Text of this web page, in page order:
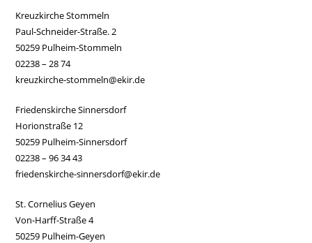
Kreuzkirche Stommeln
Paul-Schneider-Straße. 2
50259 Pulheim-Stommeln
02238 – 28 74
kreuzkirche-stommeln@ekir.de
Friedenskirche Sinnersdorf
Horionstraße 12
50259 Pulheim-Sinnersdorf
02238 – 96 34 43
friedenskirche-sinnersdorf@ekir.de
St. Cornelius Geyen
Von-Harff-Straße 4
50259 Pulheim-Geyen